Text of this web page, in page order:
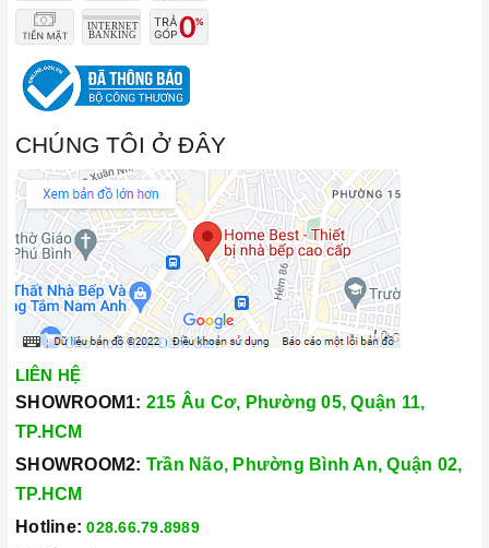
CHÚNG TÔI Ở ĐÂY
LIÊN HỆ
SHOWROOM1: 215 Âu Cơ, Phường 05, Quận 11,
TP.HCM
SHOWROOM2: Trần Não, Phường Bình An, Quận 02,
TP.HCM
Hotline: 028.66.79.8989